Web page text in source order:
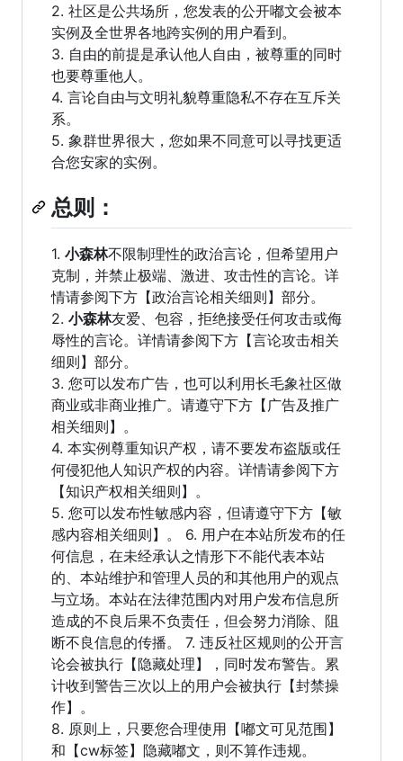
2. 社区是公共场所，您发表的公开嘟文会被本
实例及全世界各地跨实例的用户看到。
3. 自由的前提是承认他人自由，被尊重的同时
也要尊重他人。
4. 言论自由与文明礼貌尊重隐私不存在互斥关
系。
5. 象群世界很大，您如果不同意可以寻找更适
合您安家的实例。
总则：
1. 小森林不限制理性的政治言论，但希望用户
克制，并禁止极端、激进、攻击性的言论。详
情请参阅下方【政治言论相关细则】部分。
2. 小森林友爱、包容，拒绝接受任何攻击或侮
辱性的言论。详情请参阅下方【言论攻击相关
细则】部分。
3. 您可以发布广告，也可以利用长毛象社区做
商业或非商业推广。请遵守下方【广告及推广
相关细则】。
4. 本实例尊重知识产权，请不要发布盗版或任
何侵犯他人知识产权的内容。详情请参阅下方
【知识产权相关细则】。
5. 您可以发布性敏感内容，但请遵守下方【敏
感内容相关细则】。 6. 用户在本站所发布的任
何信息，在未经承认之情形下不能代表本站
的、本站维护和管理人员的和其他用户的观点
与立场。本站在法律范围内对用户发布信息所
造成的不良后果不负责任，但会努力消除、阻
断不良信息的传播。 7. 违反社区规则的公开言
论会被执行【隐藏处理】，同时发布警告。累
计收到警告三次以上的用户会被执行【封禁操
作】。
8. 原则上，只要您合理使用【嘟文可见范围】
和【cw标签】隐藏嘟文，则不算作违规。